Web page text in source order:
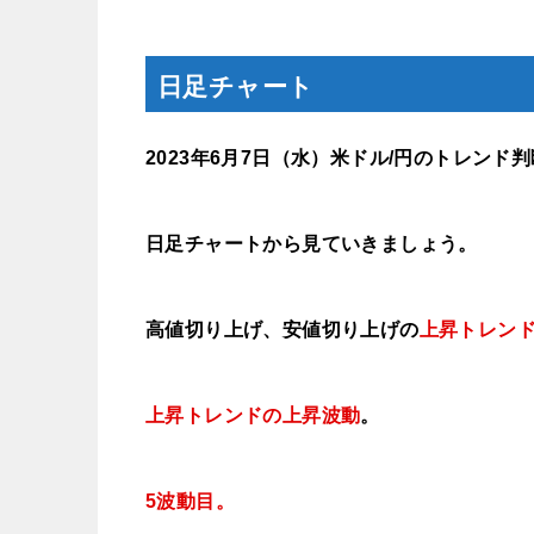
日足チャート
2023年6月7 日（水） 米ドル/円のトレンド
日足チャートから見ていきましょう。
高値切り上げ、安値切り上げの 上昇トレンド
上昇トレンドの上昇波動。
5波動目。